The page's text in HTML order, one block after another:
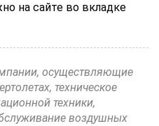
на сайте во вкладке
осуществляющие
техническое
техники,
воздушных